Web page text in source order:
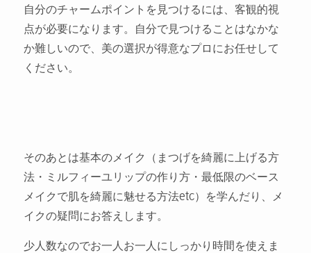
自分のチャームポイントを見つけるには、客観的視
点が必要になります。自分で見つけることはなかな
か難しいので、美の選択が得意なプロにお任せして
ください。
そのあとは基本のメイク（まつげを綺麗に上げる方
法・ミルフィーユリップの作り方・最低限のベース
メイクで肌を綺麗に魅せる方法etc）を学んだり、メ
イクの疑問にお答えします。
少人数なのでお一人お一人にしっかり時間を使えま